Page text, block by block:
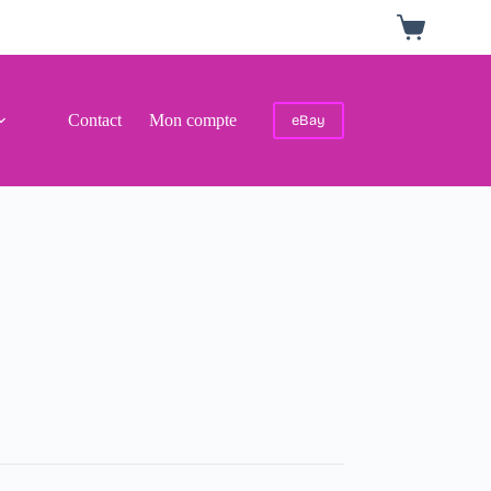
Panier
d’achat
Contact Mon compte eBay